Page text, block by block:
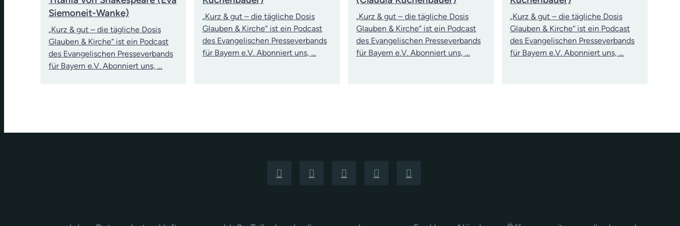
Siemoneit-Wanke)
„Kurz & gut – die tägliche Dosis
Glauben & Kirche“ ist ein Podcast
des Evangelischen Presseverbands
für Bayern e.V. Abonniert uns, …
„Kurz & gut – die tägliche Dosis
Glauben & Kirche“ ist ein Podcast
des Evangelischen Presseverbands
für Bayern e.V. Abonniert uns, …
„Kurz & gut – die tägliche Dosis
Glauben & Kirche“ ist ein Podcast
des Evangelischen Presseverbands
für Bayern e.V. Abonniert uns, …
„Kurz & gut – die tägliche Dosis
Glauben & Kirche“ ist ein Podcast
des Evangelischen Presseverbands
für Bayern e.V. Abonniert uns, …